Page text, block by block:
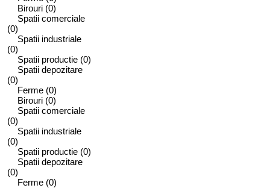
Birouri (0)
Spatii comerciale
(0)
Spatii industriale
(0)
Spatii productie (0)
Spatii depozitare
(0)
Ferme (0)
Birouri (0)
Spatii comerciale
(0)
Spatii industriale
(0)
Spatii productie (0)
Spatii depozitare
(0)
Ferme (0)